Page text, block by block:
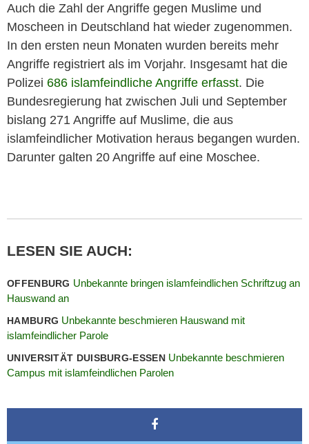
Auch die Zahl der Angriffe gegen Muslime und
Moscheen in Deutschland hat wieder zugenommen.
In den ersten neun Monaten wurden bereits mehr
Angriffe registriert als im Vorjahr. Insgesamt hat die
Polizei 686 islamfeindliche Angriffe erfasst. Die
Bundesregierung hat zwischen Juli und September
bislang 271 Angriffe auf Muslime, die aus
islamfeindlicher Motivation heraus begangen wurden.
Darunter galten 20 Angriffe auf eine Moschee.
LESEN SIE AUCH:
OFFENBURG Unbekannte bringen islamfeindlichen Schriftzug an
Hauswand an
HAMBURG Unbekannte beschmieren Hauswand mit
islamfeindlicher Parole
UNIVERSITÄT DUISBURG-ESSEN Unbekannte beschmieren
Campus mit islamfeindlichen Parolen